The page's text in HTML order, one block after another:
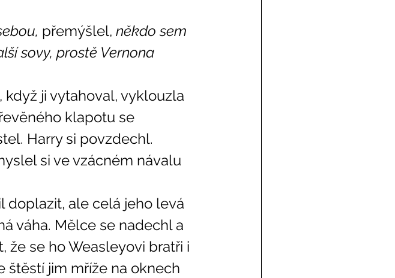
přemýšlel, někdo sem
sovy, prostě Vernona
klapotu se
Harry si povzdechl.
si ve vzácném návalu
váha. Mělce se nadechl a
že se ho Weasleyovi bratři i
štěstí jim mříže na oknech